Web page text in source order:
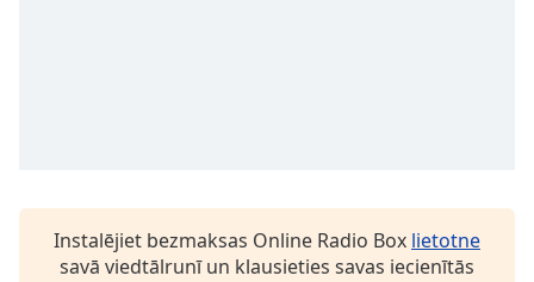
FamilyInstalējiet bezmaksas Online Radio Box lietotne
savā viedtālrunī un klausieties savas iecienītās